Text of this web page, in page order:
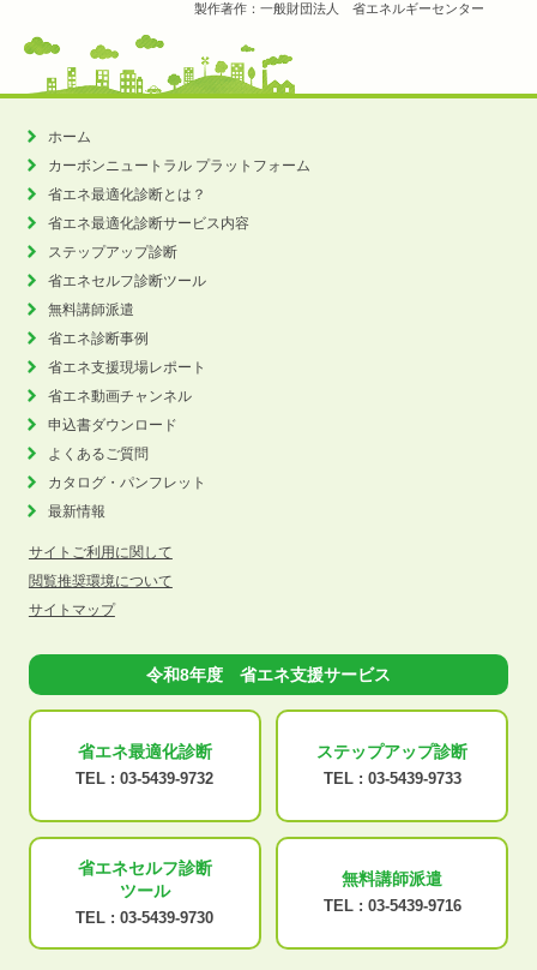
製作著作：一般財団法人 省エネルギーセンター
ホーム
カーボンニュートラル プラットフォーム
省エネ最適化診断とは？
省エネ最適化診断サービス内容
ステップアップ診断
省エネセルフ診断ツール
無料講師派遣
省エネ診断事例
省エネ支援現場レポート
省エネ動画チャンネル
申込書ダウンロード
よくあるご質問
カタログ・パンフレット
最新情報
サイトご利用に関して
閲覧推奨環境について
サイトマップ
令和8年度 省エネ支援サービス
省エネ最適化診断
TEL : 03-5439-9732
ステップアップ診断
TEL : 03-5439-9733
省エネセルフ診断
ツール
TEL : 03-5439-9730
無料講師派遣
TEL : 03-5439-9716